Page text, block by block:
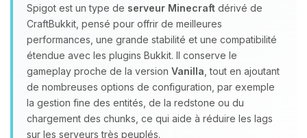
Spigot est un type de serveur Minecraft dérivé de
CraftBukkit, pensé pour offrir de meilleures
performances, une grande stabilité et une compatibilité
étendue avec les plugins Bukkit. Il conserve le
gameplay proche de la version Vanilla , tout en ajoutant
de nombreuses options de configuration, par exemple
la gestion fine des entités, de la redstone ou du
chargement des chunks, ce qui aide à réduire les lags
sur les serveurs très peuplés.
Youpi, enfin quelqu’un pour me
parler ! Moi c’est Choupy, ton petit
assistant BoxToPlay. Dis-moi ce dont
tu as besoin et je vais remuer mes
petits circuits pour t’aider.
07/08/2026 à 04:39